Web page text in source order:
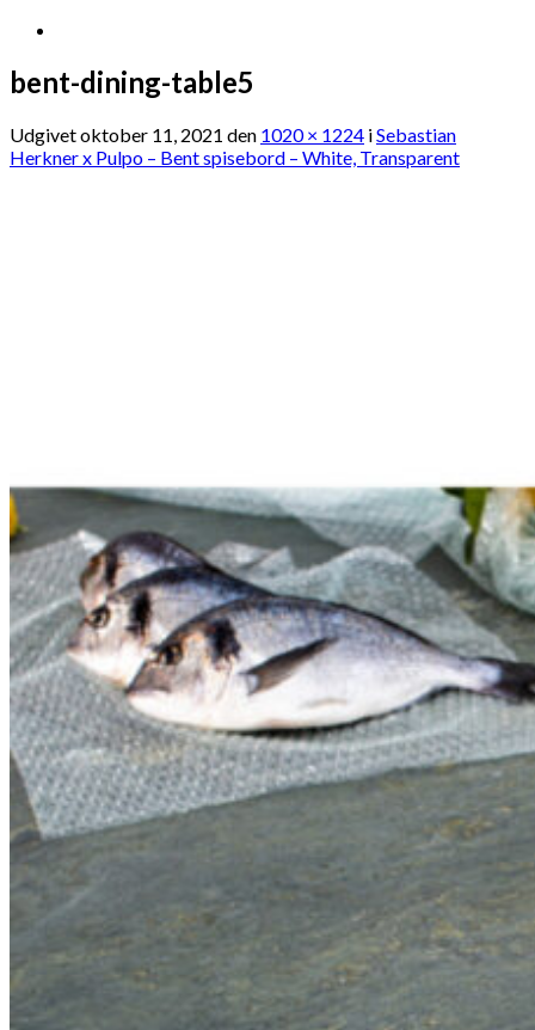
bent-dining-table5
Udgivetoktober 11, 2021 den 1020 × 1224 iSebastian
Herkner x Pulpo – Bent spisebord – White, Transparent